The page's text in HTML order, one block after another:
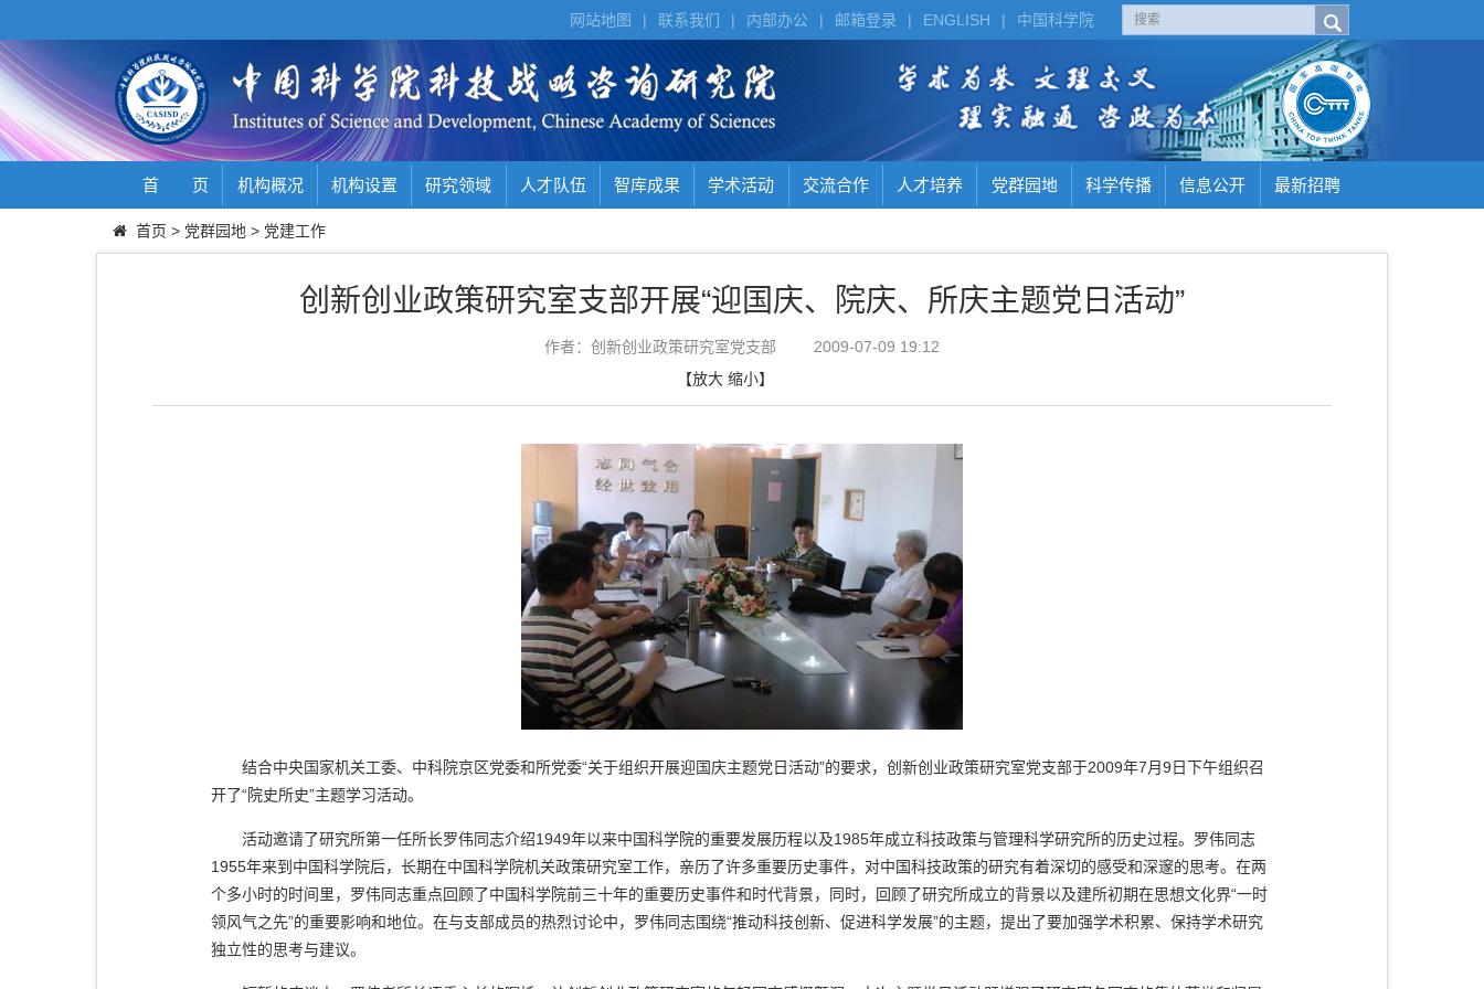
中国科学院
|
ENGLISH
|
邮箱登录
|
内部办公
|
联系我们
|
网站地图
首 页 机构概况 机构设置 研究领域 人才队伍 智库成果 学术活动 交流合作 人才培养 党群园地 科学传播 信息公开 最新招聘
首页 > 党群园地 > 党建工作
创新创业政策研究室支部开展“迎国庆、院庆、所庆主题党日活动”
作者：创新创业政策研究室党支部
2009-07-09 19:12
【放大 缩小】
结合中央国家机关工委、中科院京区党委和所党委“关于组织开展迎国庆主题党日活动”的要求，创新创业政策研究室党支部于2009年7月9日下午组织召
开了“院史所史”主题学习活动。
活动邀请了研究所第一任所长罗伟同志介绍1949年以来中国科学院的重要发展历程以及1985年成立科技政策与管理科学研究所的历史过程。罗伟同志
1955年来到中国科学院后，长期在中国科学院机关政策研究室工作，亲历了许多重要历史事件，对中国科技政策的研究有着深切的感受和深邃的思考。在两
个多小时的时间里，罗伟同志重点回顾了中国科学院前三十年的重要历史事件和时代背景，同时，回顾了研究所成立的背景以及建所初期在思想文化界“一时
领风气之先”的重要影响和地位。在与支部成员的热烈讨论中，罗伟同志围绕“推动科技创新、促进科学发展”的主题，提出了要加强学术积累、保持学术研究
独立性的思考与建议。